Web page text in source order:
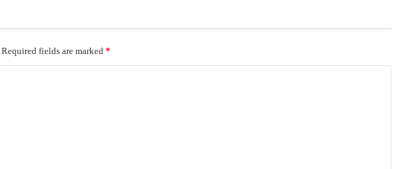
Required fields are marked *